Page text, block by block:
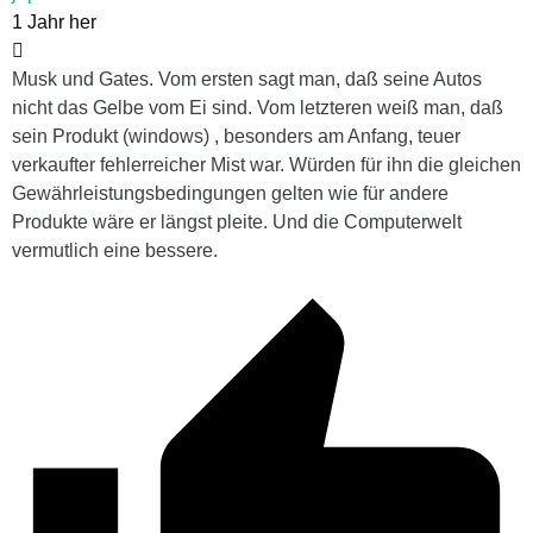
1 Jahr her
Musk und Gates. Vom ersten sagt man, daß seine Autos
nicht das Gelbe vom Ei sind. Vom letzteren weiß man, daß
sein Produkt (windows) , besonders am Anfang, teuer
verkaufter fehlerreicher Mist war. Würden für ihn die gleichen
Gewährleistungsbedingungen gelten wie für andere
Produkte wäre er längst pleite. Und die Computerwelt
vermutlich eine bessere.